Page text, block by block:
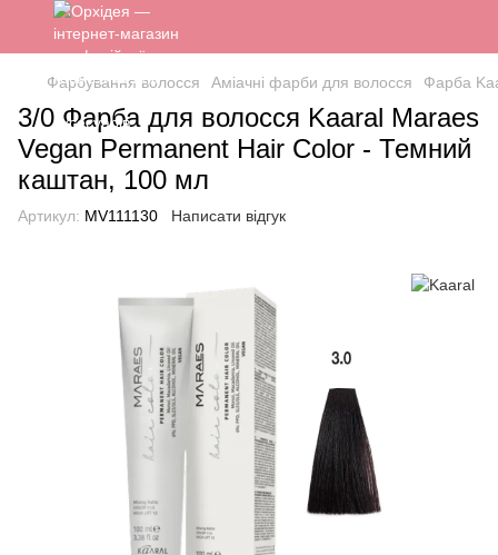
Фарбування волосся Аміачні фарби для волосся Фарба
3/0 Фарба для волосся Kaaral Maraes
Vegan Permanent Hair Color - Темний
каштан, 100 мл
Артикул: MV111130 Написати відгук